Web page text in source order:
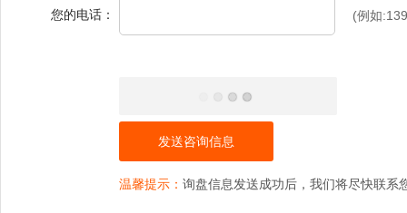
您的电话： (例如
发送咨询信息
温馨提示： 询盘信息发送成功后，我们将尽快联系